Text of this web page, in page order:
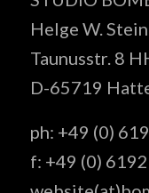
Helge W.
Taunusstr. 8
D-65719
ph: +49 (0)
f: +49 (0)